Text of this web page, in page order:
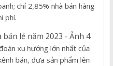
chỉ 2,85% nhà bán hàng
phí.
xu hướng lớn nhất của
bán, đưa sản phẩm lên